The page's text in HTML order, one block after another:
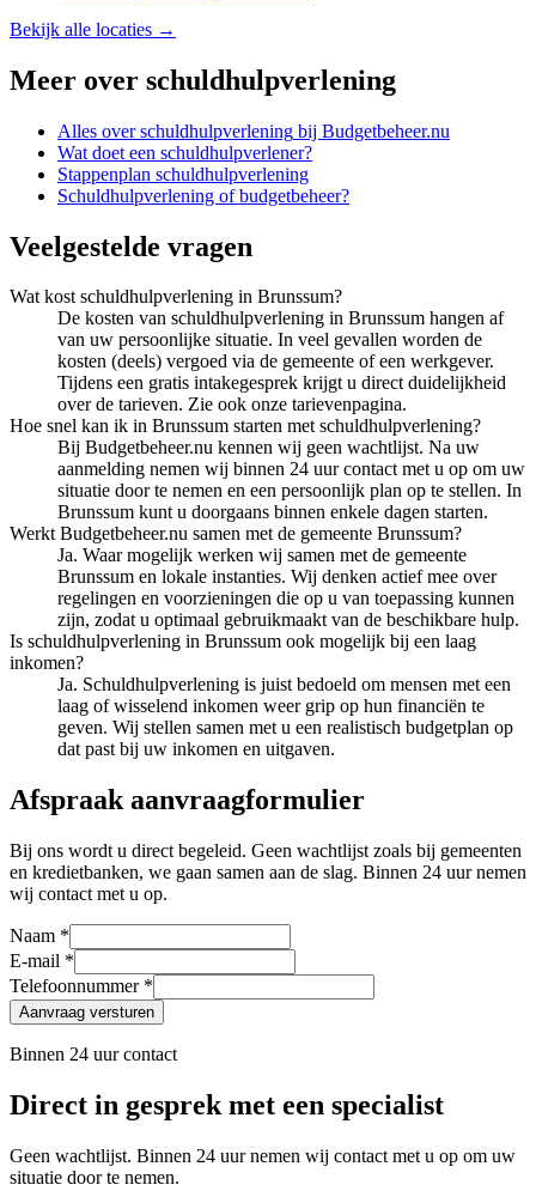
Bekijk alle locaties →
Meer over schuldhulpverlening
Alles overschuldhulpverlening bij Budgetbeheer.nu
Wat doet een schuldhulpverlener?
Stappenplan schuldhulpverlening
Schuldhulpverlening of budgetbeheer?
Veelgestelde vragen
Wat kost schuldhulpverlening in Brunssum?
De kosten van schuldhulpverlening in Brunssum hangen af
van uw persoonlijke situatie. In veel gevallen worden de
kosten (deels) vergoed via de gemeente of een werkgever.
Tijdens een gratis intakegesprek krijgt u direct duidelijkheid
over de tarieven. Zie ook onze tarievenpagina.
Hoe snel kan ik in Brunssum starten met schuldhulpverlening?
Bij Budgetbeheer.nu kennen wij geen wachtlijst. Na uw
aanmelding nemen wij binnen 24 uur contact met u op om uw
situatie door te nemen en een persoonlijk plan op te stellen. In
Brunssum kunt u doorgaans binnen enkele dagen starten.
Werkt Budgetbeheer.nu samen met de gemeente Brunssum?
Ja. Waar mogelijk werken wij samen met de gemeente
Brunssum en lokale instanties. Wij denken actief mee over
regelingen en voorzieningen die op u van toepassing kunnen
zijn, zodat u optimaal gebruikmaakt van de beschikbare hulp.
Is schuldhulpverlening in Brunssum ook mogelijk bij een laag
inkomen?
Ja. Schuldhulpverlening is juist bedoeld om mensen met een
laag of wisselend inkomen weer grip op hun financiën te
geven. Wij stellen samen met u een realistisch budgetplan op
dat past bij uw inkomen en uitgaven.
Afspraak aanvraagformulier
Bij ons wordt u direct begeleid. Geen wachtlijst zoals bij gemeenten
en kredietbanken, we gaan samen aan de slag. Binnen 24 uur nemen
wij contact met u op.
Naam *
E-mail *
Telefoonnummer *
Aanvraag versturen
Binnen 24 uur contact
Direct in gesprek met een specialist
Geen wachtlijst. Binnen 24 uur nemen wij contact met u op om uw
situatie door te nemen.